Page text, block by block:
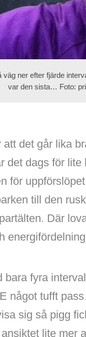
väg ner efter fjärde
var den sista… Foto:
det går lika
det dags för
för
till den
Där
fyra
något tufft
sig så pigg
lite mer